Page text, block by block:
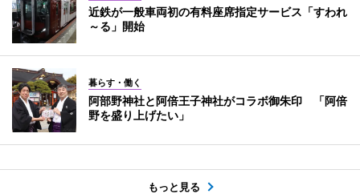
近鉄が一般車両初の有料座席指定サービス「すわれ
～る」開始
暮らす・働く
阿部野神社と阿倍王子神社がコラボ御朱印 「阿倍
野を盛り上げたい」
もっと見る